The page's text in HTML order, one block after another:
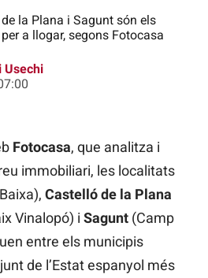
la Plana i Sagunt són els
a llogar, segons Fotocasa
Usechi
Fotocasa, que analitza i
immobiliari, les localitats
Castelló de la Plana
Vinalopó) i Sagunt (Camp
entre els municipis
de l’Estat espanyol més